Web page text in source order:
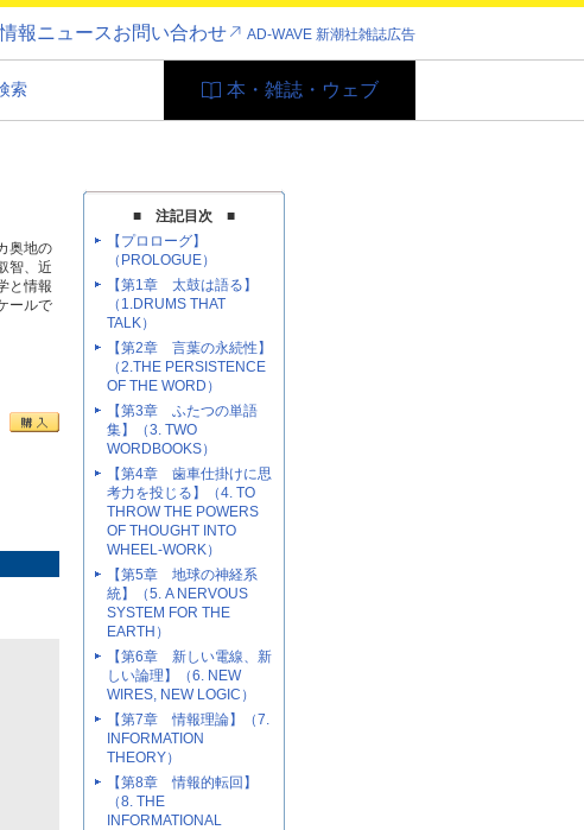
報ニュースお問い合わせ AD-WAVE 新潮社雑誌広告
索 本・雑誌・ウェブ
奥地の
智、近
と情報
ールで
■ 注記目次 ■
【プロローグ】
（PROLOGUE）
【第1章 太鼓は語る】
（1.DRUMS THAT
TALK）
【第2章 言葉の永続性】
（2.THE PERSISTENCE
OF THE WORD）
【第3章 ふたつの単語
集】（3. TWO
WORDBOOKS）
【第4章 歯車仕掛けに思
考力を投じる】（4. TO
THROW THE POWERS
OF THOUGHT INTO
WHEEL-WORK）
【第5章 地球の神経系
統】（5. A NERVOUS
SYSTEM FOR THE
EARTH）
【第6章 新しい電線、新
しい論理】（6. NEW
WIRES, NEW LOGIC）
【第7章 情報理論】（7.
INFORMATION
THEORY）
【第8章 情報的転回】
（8. THE
INFORMATIONAL